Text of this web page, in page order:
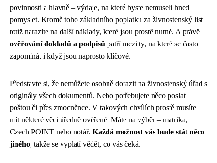
povinnosti a hlavně – výdaje, na které byste nemuseli hned
pomyslet. Kromě toho základního poplatku za živnostenský list
totiž narazíte na další náklady, které jsou prostě nutné. A právě
ověřování dokladů a podpisů patří mezi ty, na které se často
zapomíná, i když jsou naprosto klíčové.
Představte si, že nemůžete osobně dorazit na živnostenský úřad s
originály všech dokumentů. Nebo potřebujete něco poslat
poštou či přes zmocněnce. V takových chvílích prostě musíte
mít některé věci úředně ověřené. Máte na výběr – matrika,
Czech POINT nebo notář. Každá možnost vás bude stát něco
jiného, takže se vyplatí vědět, co vás čeká.